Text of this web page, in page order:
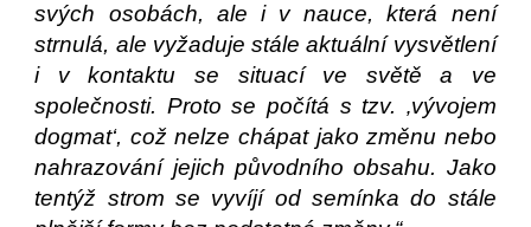
svých osobách, ale i v nauce, která není
strnulá, ale vyžaduje stále aktuální vysvětlení
i v kontaktu se situací ve světě a ve
společnosti. Proto se počítá s tzv. ‚vývojem
dogmat‘, což nelze chápat jako změnu nebo
nahrazování jejich původního obsahu. Jako
tentýž strom se vyvíjí od semínka do stále